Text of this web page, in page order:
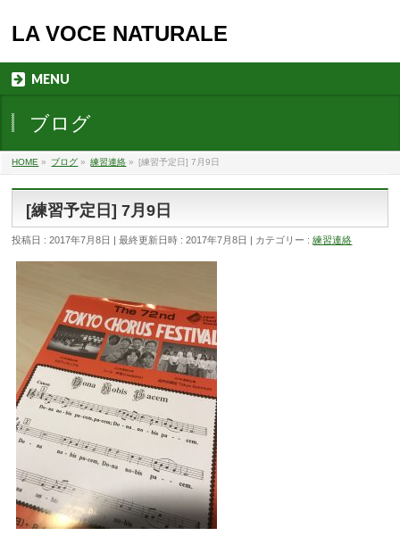
LA VOCE NATURALE
MENU
ブログ
HOME » ブログ » 練習連絡 » [練習予定日] 7月9日
[練習予定日] 7月9日
投稿日 : 2017年7月8日 最終更新日時 : 2017年7月8日 カテゴリー :練習連絡